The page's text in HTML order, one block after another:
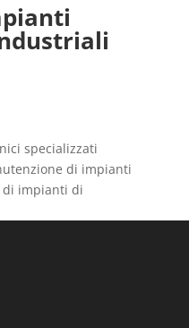
specializzati
di impianti
impianti di